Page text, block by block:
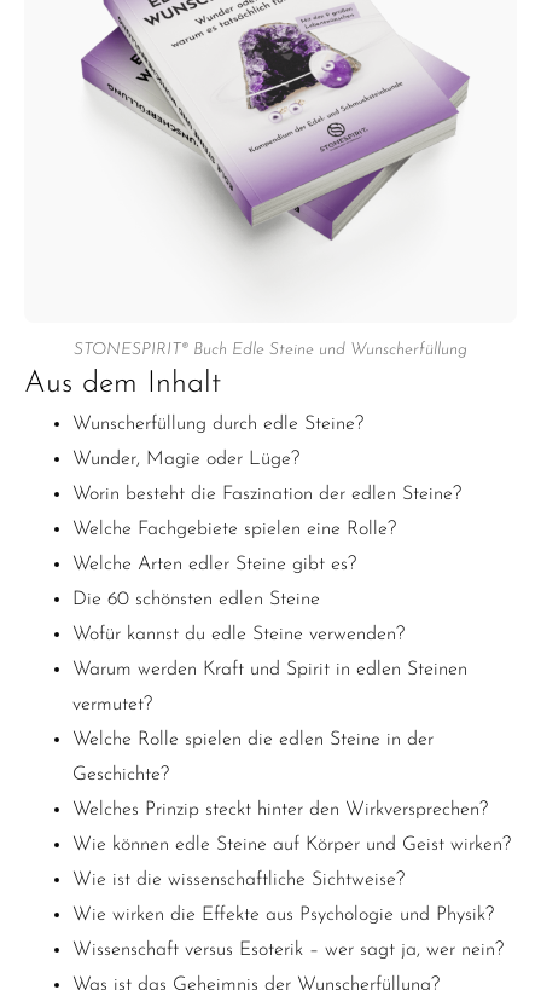
STONESPIRIT® Buch Edle Steine und Wunscherfüllung
Aus dem Inhalt
Wunscherfüllung durch edle Steine?
Wunder, Magie oder Lüge?
Worin besteht die Faszination der edlen Steine?
Welche Fachgebiete spielen eine Rolle?
Welche Arten edler Steine gibt es?
Die 60 schönsten edlen Steine
Wofür kannst du edle Steine verwenden?
Warum werden Kraft und Spirit in edlen Steinen
vermutet?
Welche Rolle spielen die edlen Steine in der
Geschichte?
Welches Prinzip steckt hinter den Wirkversprechen?
Wie können edle Steine auf Körper und Geist wirken?
Wie ist die wissenschaftliche Sichtweise?
Wie wirken die Effekte aus Psychologie und Physik?
Wissenschaft versus Esoterik – wer sagt ja, wer nein?
Was ist das Geheimnis der Wunscherfüllung?